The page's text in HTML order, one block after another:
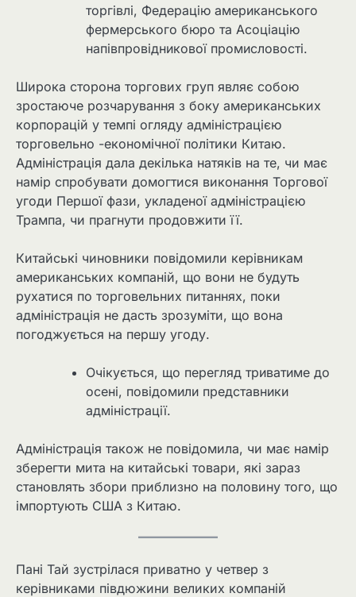
торгівлі, Федерацію американського
фермерського бюро та Асоціацію
напівпровідникової промисловості.
Широка сторона торгових груп являє собою
зростаюче розчарування з боку американських
корпорацій у темпі огляду адміністрацією
торговельно -економічної політики Китаю.
Адміністрація дала декілька натяків на те, чи має
намір спробувати домогтися виконання Торгової
угоди Першої фази, укладеної адміністрацією
Трампа, чи прагнути продовжити її.
Китайські чиновники повідомили керівникам
американських компаній, що вони не будуть
рухатися по торговельних питаннях, поки
адміністрація не дасть зрозуміти, що вона
погоджується на першу угоду.
Очікується, що перегляд триватиме до
осені, повідомили представники
адміністрації.
Адміністрація також не повідомила, чи має намір
зберегти мита на китайські товари, які зараз
становлять збори приблизно на половину того, що
імпортують США з Китаю.
Пані Тай зустрілася приватно у четвер з
керівниками півдюжини великих компаній